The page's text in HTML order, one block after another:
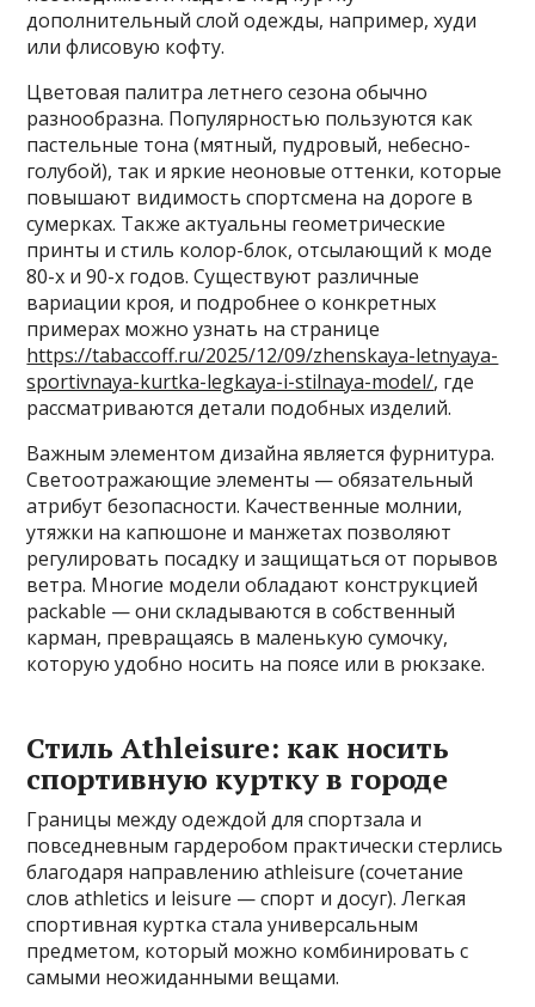
дополнительный слой одежды, например, худи
или флисовую кофту.
Цветовая палитра летнего сезона обычно
разнообразна. Популярностью пользуются как
пастельные тона (мятный, пудровый, небесно-
голубой), так и яркие неоновые оттенки, которые
повышают видимость спортсмена на дороге в
сумерках. Также актуальны геометрические
принты и стиль колор-блок, отсылающий к моде
80-х и 90-х годов. Существуют различные
вариации кроя, и подробнее о конкретных
примерах можно узнать на странице
https://tabaccoff.ru/2025/12/09/zhenskaya-letnyaya-
sportivnaya-kurtka-legkaya-i-stilnaya-model/, где
рассматриваются детали подобных изделий.
Важным элементом дизайна является фурнитура.
Светоотражающие элементы — обязательный
атрибут безопасности. Качественные молнии,
утяжки на капюшоне и манжетах позволяют
регулировать посадку и защищаться от порывов
ветра. Многие модели обладают конструкцией
packable — они складываются в собственный
карман, превращаясь в маленькую сумочку,
которую удобно носить на поясе или в рюкзаке.
Стиль Athleisure: как носить
спортивную куртку в городе
Границы между одеждой для спортзала и
повседневным гардеробом практически стерлись
благодаря направлению athleisure (сочетание
слов athletics и leisure — спорт и досуг). Легкая
спортивная куртка стала универсальным
предметом, который можно комбинировать с
самыми неожиданными вещами.